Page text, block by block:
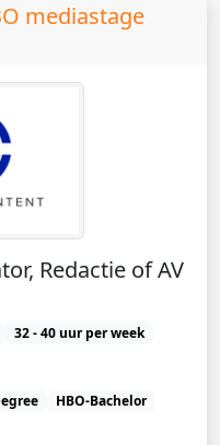
mediastage
Redactie of AV
32 - 40 uur per week
HBO-Bachelor